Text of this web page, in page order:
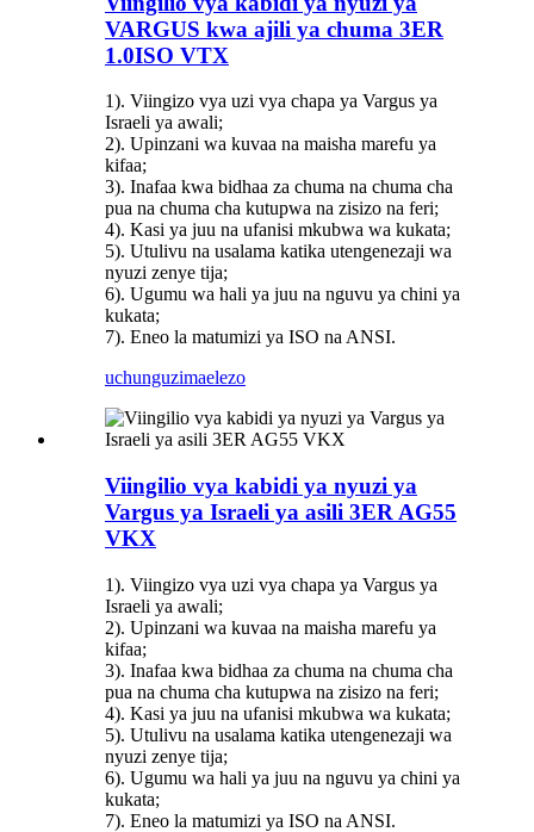
VARGUS kwa ajili ya chuma 3ER
1.0ISO VTX
1). Viingizo vya uzi vya chapa ya Vargus ya
Israeli ya awali;
2). Upinzani wa kuvaa na maisha marefu ya
kifaa;
3). Inafaa kwa bidhaa za chuma na chuma cha
pua na chuma cha kutupwa na zisizo na feri;
4). Kasi ya juu na ufanisi mkubwa wa kukata;
5). Utulivu na usalama katika utengenezaji wa
nyuzi zenye tija;
6). Ugumu wa hali ya juu na nguvu ya chini ya
kukata;
7). Eneo la matumizi ya ISO na ANSI.
uchunguzimaelezo
Viingilio vya kabidi ya nyuzi ya
Vargus ya Israeli ya asili 3ER AG55
VKX
1). Viingizo vya uzi vya chapa ya Vargus ya
Israeli ya awali;
2). Upinzani wa kuvaa na maisha marefu ya
kifaa;
3). Inafaa kwa bidhaa za chuma na chuma cha
pua na chuma cha kutupwa na zisizo na feri;
4). Kasi ya juu na ufanisi mkubwa wa kukata;
5). Utulivu na usalama katika utengenezaji wa
nyuzi zenye tija;
6). Ugumu wa hali ya juu na nguvu ya chini ya
kukata;
7). Eneo la matumizi ya ISO na ANSI.